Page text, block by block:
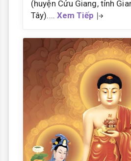
(huyện Cửu Giang, tỉnh
Tây).... Xem Tiếp